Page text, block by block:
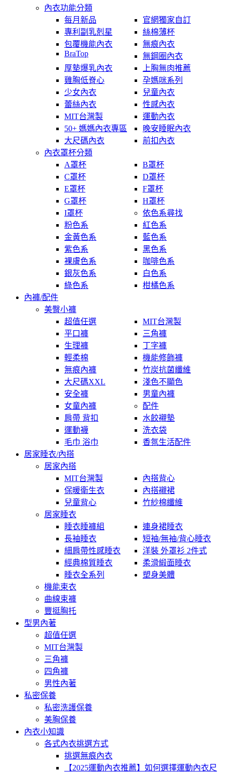
內衣功能分類
每月新品
官網獨家自訂
專利副乳剋星
絲棉薄杯
包覆機能內衣
無痕內衣
BraTop
無鋼圈內衣
厚墊爆乳內衣
上胸無肉推薦
雞胸低脊心
孕媽咪系列
少女內衣
兒童內衣
蕾絲內衣
性感內衣
MIT台灣製
運動內衣
50+ 媽媽內衣專區
晚安睡眠內衣
大尺碼內衣
前扣內衣
內衣罩杯分類
A罩杯
B罩杯
C罩杯
D罩杯
E罩杯
F罩杯
G罩杯
H罩杯
I罩杯
依色系尋找
粉色系
紅色系
金黃色系
藍色系
紫色系
黑色系
裸膚色系
咖啡色系
銀灰色系
白色系
綠色系
柑橘色系
內褲/配件
美臀小褲
超值任選
MIT台灣製
平口褲
三角褲
生理褲
丁字褲
輕柔棉
機能修飾褲
無痕內褲
竹炭抗菌纖維
大尺碼XXL
淺色不顯色
安全褲
男童內褲
女童內褲
配件
肩帶 背扣
水餃襯墊
運動襪
洗衣袋
毛巾 浴巾
香氛生活配件
居家睡衣/內搭
居家內搭
MIT台灣製
內搭背心
保暖衛生衣
內搭襯裙
兒童背心
竹紗棉纖維
居家睡衣
睡衣睡褲組
連身裙睡衣
長袖睡衣
短袖/無袖/背心睡衣
細肩帶性感睡衣
洋裝 外罩衫 2件式
經典棉質睡衣
柔滑緞面睡衣
睡衣全系列
塑身美體
機能束衣
曲線束褲
豐挺胸托
型男內著
超值任選
MIT台灣製
三角褲
四角褲
男性內著
私密保養
私密洗護保養
美胸保養
內衣小知識
各式內衣挑選方式
挑選無痕內衣
【2025運動內衣推薦】如何選擇運動內衣尺